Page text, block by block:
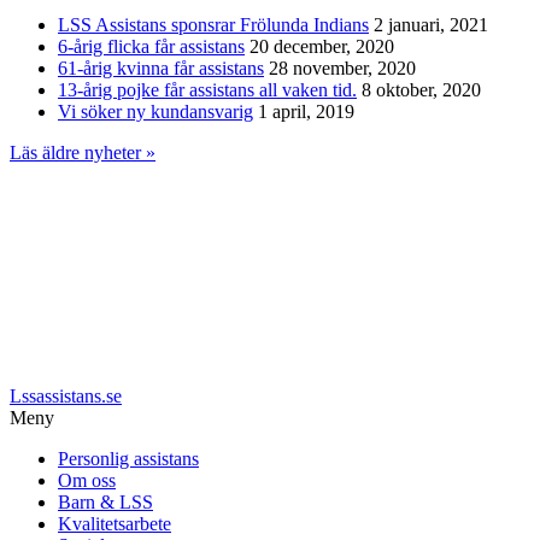
LSS Assistans sponsrar Frölunda Indians 2 januari, 2021
6-årig flicka får assistans 20 december, 2020
61-årig kvinna får assistans 28 november, 2020
13-årig pojke får assistans all vaken tid. 8 oktober, 2020
Vi söker ny kundansvarig 1 april, 2019
Läs äldre nyheter »
Lssassistans.se
Meny
Personlig assistans
Om oss
Barn & LSS
Kvalitetsarbete